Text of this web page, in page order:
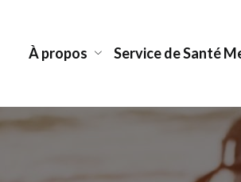
À propos
Notre modèle de travail
Service de Santé
Les équipes
Travail